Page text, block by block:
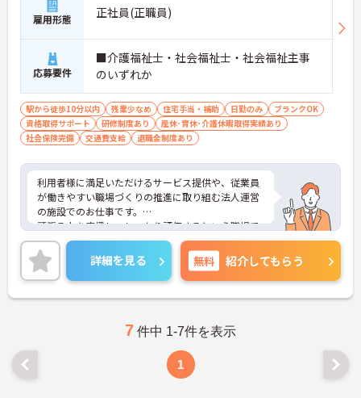
雇用形態 正社員(正職員)
応募要件
■介護福祉士・社会福祉士・社会福祉主事
のいずれか
駅から徒歩10分以内 残業少なめ 住宅手当・補助 日勤のみ
ブランクOK
資格取得サポート
研修制度あり
産休･育休･介護休暇取得実績あり
社会保険完備
交通費支給 退職金制度あり
利用者様に満足いただけるサービス提供や、従業員
が働きやすい職場づくりの推進に取り組む法人運営
の施設でのお仕事です。
頑張る人を応援し、しっかり評価するという職場で
あるため、専門職としてスキルアップを希望される
方にオススメですよ。
社会保険完備はもちろん、その他福利厚生も充実し
ており、安心して長く働くことが出来る環境が整っ
ています。
詳細を見る 無料 紹介してもらう
7 件中 1-7件を表示
1